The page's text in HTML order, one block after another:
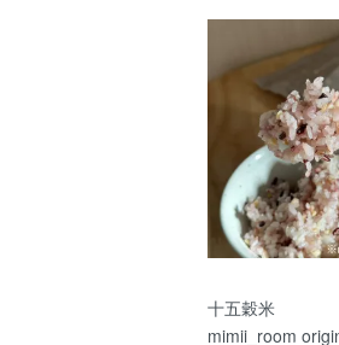
十五穀米
mimii_room